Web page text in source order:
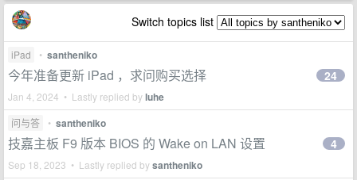
Switch topics list
iPad • santheniko
今年准备更新 iPad ，求问购买选择
Jan 4, 2024 • Lastly replied byluhe
24
问与答 • santheniko
技嘉主板 F9 版本 BIOS 的 Wake on LAN 设置
Sep 18, 2023 • Lastly replied bysantheniko
4